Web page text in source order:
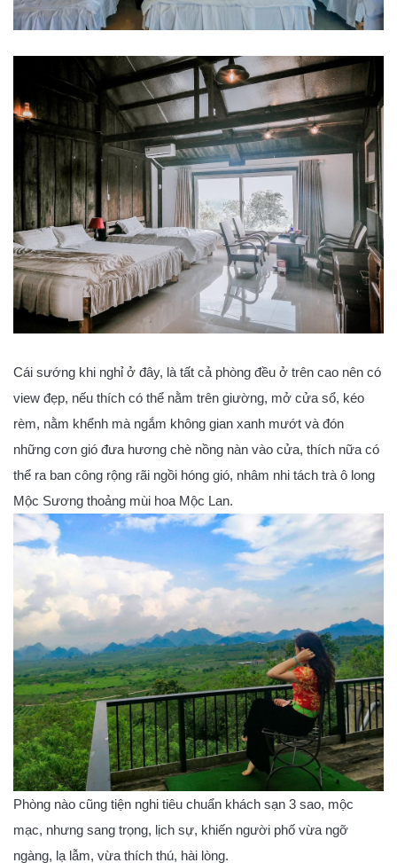
Cái sướng khi nghỉ ở đây, là tất cả phòng đều ở trên cao nên có
view đẹp, nếu thích có thể nằm trên giường, mở cửa sổ, kéo
rèm, nằm khểnh mà ngắm không gian xanh mướt và đón
những cơn gió đưa hương chè nồng nàn vào cửa, thích nữa có
thể ra ban công rộng rãi ngồi hóng gió, nhâm nhi tách trà ô long
Mộc Sương thoảng mùi hoa Mộc Lan.
Phòng nào cũng tiện nghi tiêu chuẩn khách sạn 3 sao, mộc
mạc, nhưng sang trọng, lịch sự, khiến người phố vừa ngỡ
ngàng, lạ lẫm, vừa thích thú, hài lòng.